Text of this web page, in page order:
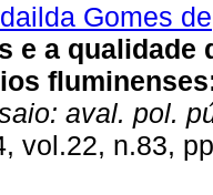
Gomes de
e a qualidade
aval. pol.
vol.22, n.83,